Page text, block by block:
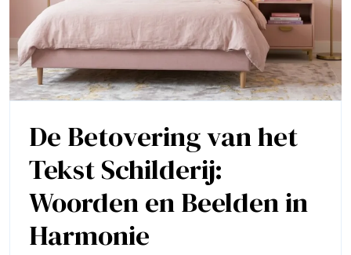
De Betovering van het
Tekst Schilderij:
Woorden en Beelden in
Harmonie